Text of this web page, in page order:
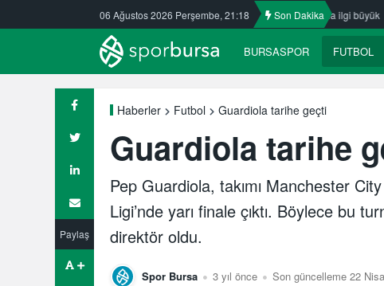
06 Ağustos 2026 Perşembe, 21:18 Son Dakika
Nilüfer’de yaz okullarına ilgi büyük ULUDAĞ BASKETBOL
BURSASPOR FUTBOL
Paylaş
Haberler Futbol Guardiola tarihe geçti
Guardiola tarihe
Pep Guardiola, takımı Manchester
Ligi’nde yarı finale çıktı. Böylece bu
direktör oldu.
Spor Bursa 3 yıl önce Son güncelleme 22